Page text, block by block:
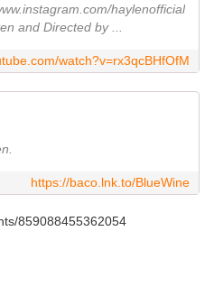
haylenofficial
and Directed by ...
watch?v=rx3qcBHfOfM
https://baco.lnk.to/BlueWine
859088455362054